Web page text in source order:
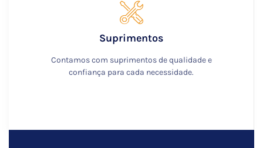
Suprimentos
Contamos com suprimentos de qualidade e
confiança para cada necessidade.